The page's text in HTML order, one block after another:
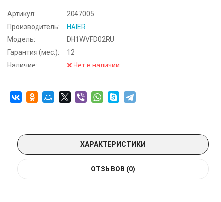
Артикул:
2047005
Производитель:
HAIER
Модель:
DH1WVFD02RU
Гарантия (мес.):
12
Наличие:
❌ Нет в наличии
ХАРАКТЕРИСТИКИ
ОТЗЫВОВ (0)